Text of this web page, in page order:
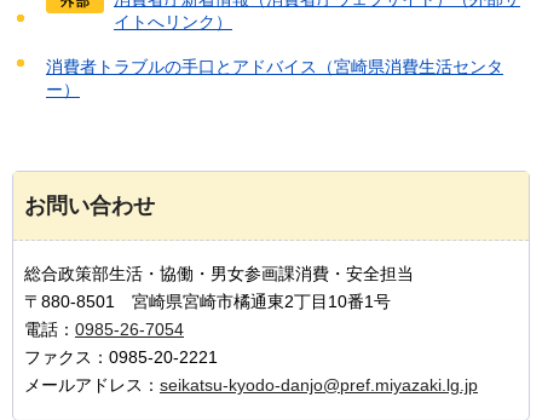
イトへリンク）
消費者トラブルの手口とアドバイス（宮崎県消費生活センタ
ー）
お問い合わせ
総合政策部生活・協働・男女参画課消費・安全担当
〒880-8501 宮崎県宮崎市橘通東2丁目10番1号
電話： 0985-26-7054
ファクス：0985-20-2221
メールアドレス： seikatsu-kyodo-danjo@pref.miyazaki.lg.jp